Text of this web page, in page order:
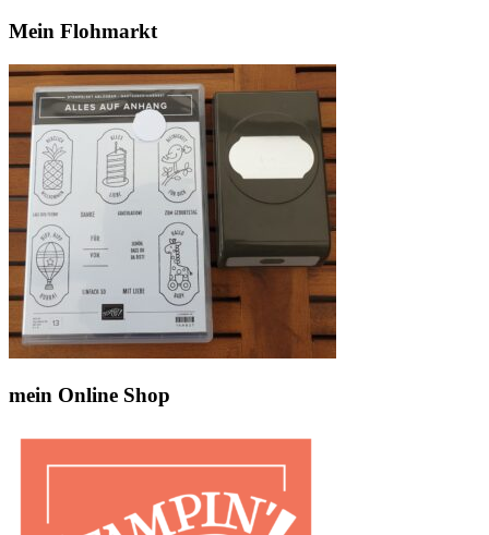
Mein Flohmarkt
mein Online Shop